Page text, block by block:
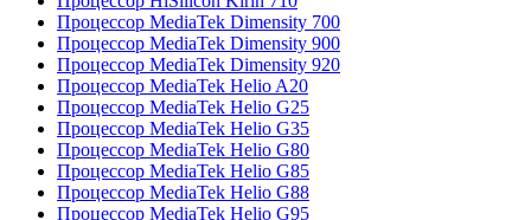
Процессор MediaTek Dimensity 700
Процессор MediaTek Dimensity 900
Процессор MediaTek Dimensity 920
Процессор MediaTek Helio A20
Процессор MediaTek Helio G25
Процессор MediaTek Helio G35
Процессор MediaTek Helio G80
Процессор MediaTek Helio G85
Процессор MediaTek Helio G88
Процессор MediaTek Helio G95